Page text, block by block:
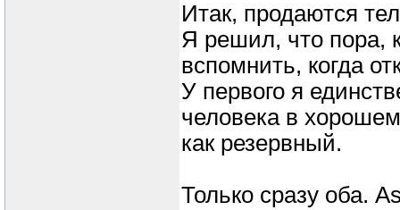
Итак, продаются
Я решил, что пора,
вспомнить, когда
У первого я
человека в
как резервный.
Только сразу оба.